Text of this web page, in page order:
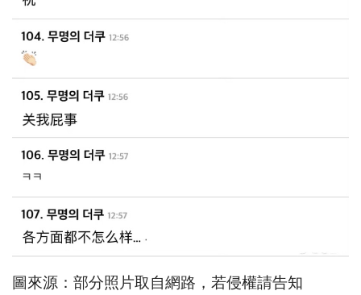
圖來源：部分照片取自網路，若侵權請告知